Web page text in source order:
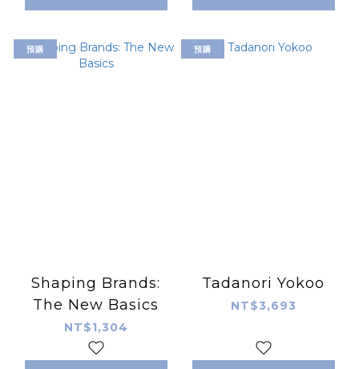
預購
Shaping Brands:
The New Basics
NT$1,304
預購
Tadanori Yokoo
NT$3,693